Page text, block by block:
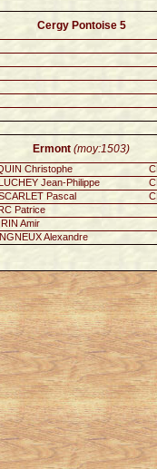
Cergy Pontoise 5
Ermont (moy:1503)
Christophe
Jean-Philippe
Pascal
Patrice
Amir
Alexandre